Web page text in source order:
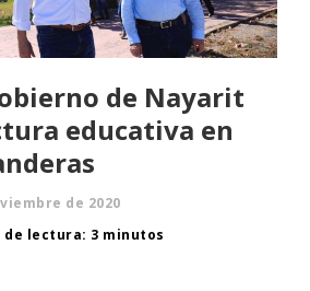
de Nayarit
educativa en
de 2020
lectura: 3 minutos